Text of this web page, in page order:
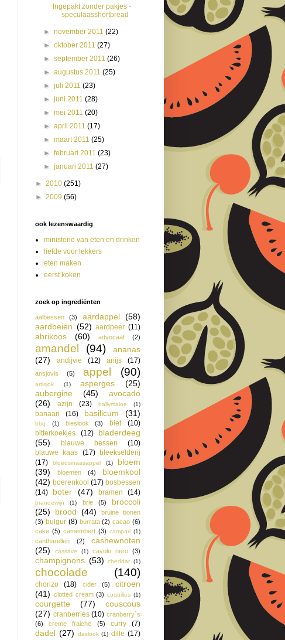
Ingepakt zonder pakjes -
speculaasshortbread
►november 2011(22)
►oktober 2011(27)
►september 2011(26)
►augustus 2011(25)
►juli 2011(23)
►juni 2011(28)
►mei 2011(20)
►april 2011(17)
►maart 2011(25)
►februari 2011(23)
►januari 2011(27)
► 2010 (251)
► 2009 (56)
ook lezenswaardig
ministerie van eten en drinken
liefde voor lekkers
eten maken
eerst koken
zoek op ingrediënten
aalbessen (3) aardappel (58)
aardbeien (52) aardpeer (11)
abrikoos (60) advocaat (2)
amandel (94)
ananas
(27)
andijvie (12) anijs (17)
ansjovis (5) appel (90)
artisjok (1) asperges
(25)
aubergine
(45)
avocado
(26)
azijn (23) ballymaloe (1)
banaan (16) basilicum (31)
bbq (1) bieslook (3) biet
(10)
bitterkoekjes
(12)
bladerdeeg
(55)
blauwe bessen
(10)
blauwe kaas (17) bleekselderij
(17)
bloedsinaasappel (1)
bloem
(39)
bloemen (4)
bloemkool
(42) boerenkool (17) bosbessen
(14)
boter (47) bramen (14)
brandewijn (1) brie (5)
broccoli
(25)
brood (44)
bruine bonen
(3) bulgur (8) burrata (2) cacao (6)
cake (5) camembert (3) campari (1)
cantharellen (2)
cashewnoten
(25)
cassave (1) cavolo nero (3)
champignons (53) cheddar (1)
chocolade (140)
chorizo (18) cider (5)
citroen
(41) clotted cream (3) coquilles (1)
courgette (77)
couscous
(27) cranberries (10) cranberry´s
(6)
creme fraiche (5) curry (7)
dadel (27) daslook (1) dille (17)